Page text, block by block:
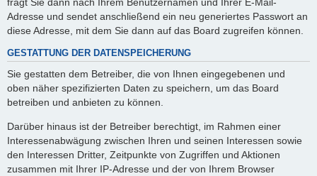
Adresse und sendet anschließend ein neu generiertes Passwort an
diese Adresse, mit dem Sie dann auf das Board zugreifen können.
GESTATTUNG DER DATENSPEICHERUNG
Sie gestatten dem Betreiber, die von Ihnen eingegebenen und
oben näher spezifizierten Daten zu speichern, um das Board
betreiben und anbieten zu können.
Darüber hinaus ist der Betreiber berechtigt, im Rahmen einer
Interessenabwägung zwischen Ihren und seinen Interessen sowie
den Interessen Dritter, Zeitpunkte von Zugriffen und Aktionen
zusammen mit Ihrer IP-Adresse und der von Ihrem Browser